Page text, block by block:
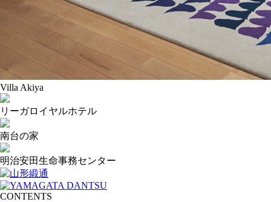
Villa Akiya
リーガロイヤルホテル
南台の家
明治安田生命事務センター
CONTENTS